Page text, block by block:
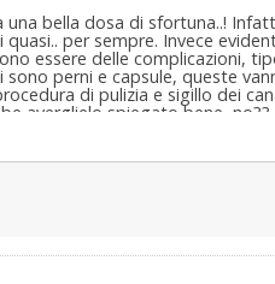
una bella dosa di sfortuna..!
per sempre. Invece
essere delle complicazioni,
perni e capsule, queste
di pulizia e sigillo dei
averglielo spiegato bene, no??